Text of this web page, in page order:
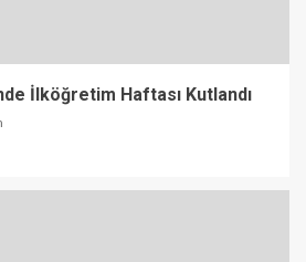
İlköğretim Haftası Kutlandı